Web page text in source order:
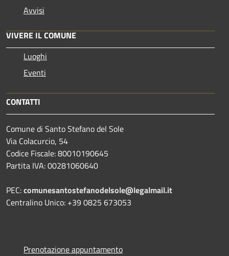
Avvisi
VIVERE IL COMUNE
Luoghi
Eventi
CONTATTI
Comune di Santo Stefano del Sole
Via Colacurcio, 54
Codice Fiscale: 80010190645
Partita IVA: 00281060640
PEC:comunesantostefanodelsole@legalmail.it
Centralino Unico: +39 0825 673053
Prenotazione appuntamento